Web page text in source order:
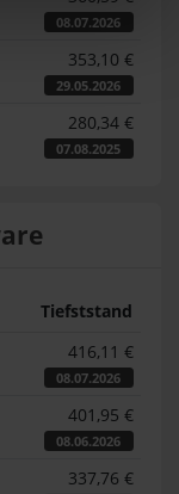
08.07.2026
353,10 €
29.05.2026
280,34 €
07.08.2025
Tiefststand
416,11 €
08.07.2026
401,95 €
08.06.2026
337,76 €